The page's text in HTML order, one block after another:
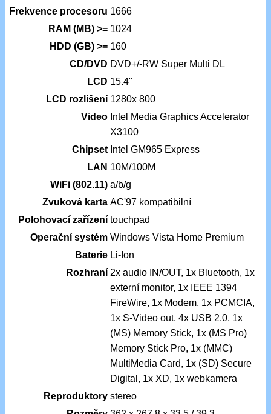
Frekvence procesoru 1666
RAM (MB) >= 1024
HDD (GB) >= 160
CD/DVD DVD+/-RW Super Multi DL
LCD 15.4"
LCD rozlišení 1280x 800
Video Intel Media Graphics Accelerator
X3100
Chipset Intel GM965 Express
LAN 10M/100M
WiFi (802.11) a/b/g
Zvuková karta AC'97 kompatibilní
Polohovací zařízení touchpad
Operační systém Windows Vista Home Premium
Baterie Li-Ion
Rozhraní 2x audio IN/OUT, 1x Bluetooth, 1x
externí monitor, 1x IEEE 1394
FireWire, 1x Modem, 1x PCMCIA,
1x S-Video out, 4x USB 2.0, 1x
(MS) Memory Stick, 1x (MS Pro)
Memory Stick Pro, 1x (MMC)
MultiMedia Card, 1x (SD) Secure
Digital, 1x XD, 1x webkamera
Reproduktory stereo